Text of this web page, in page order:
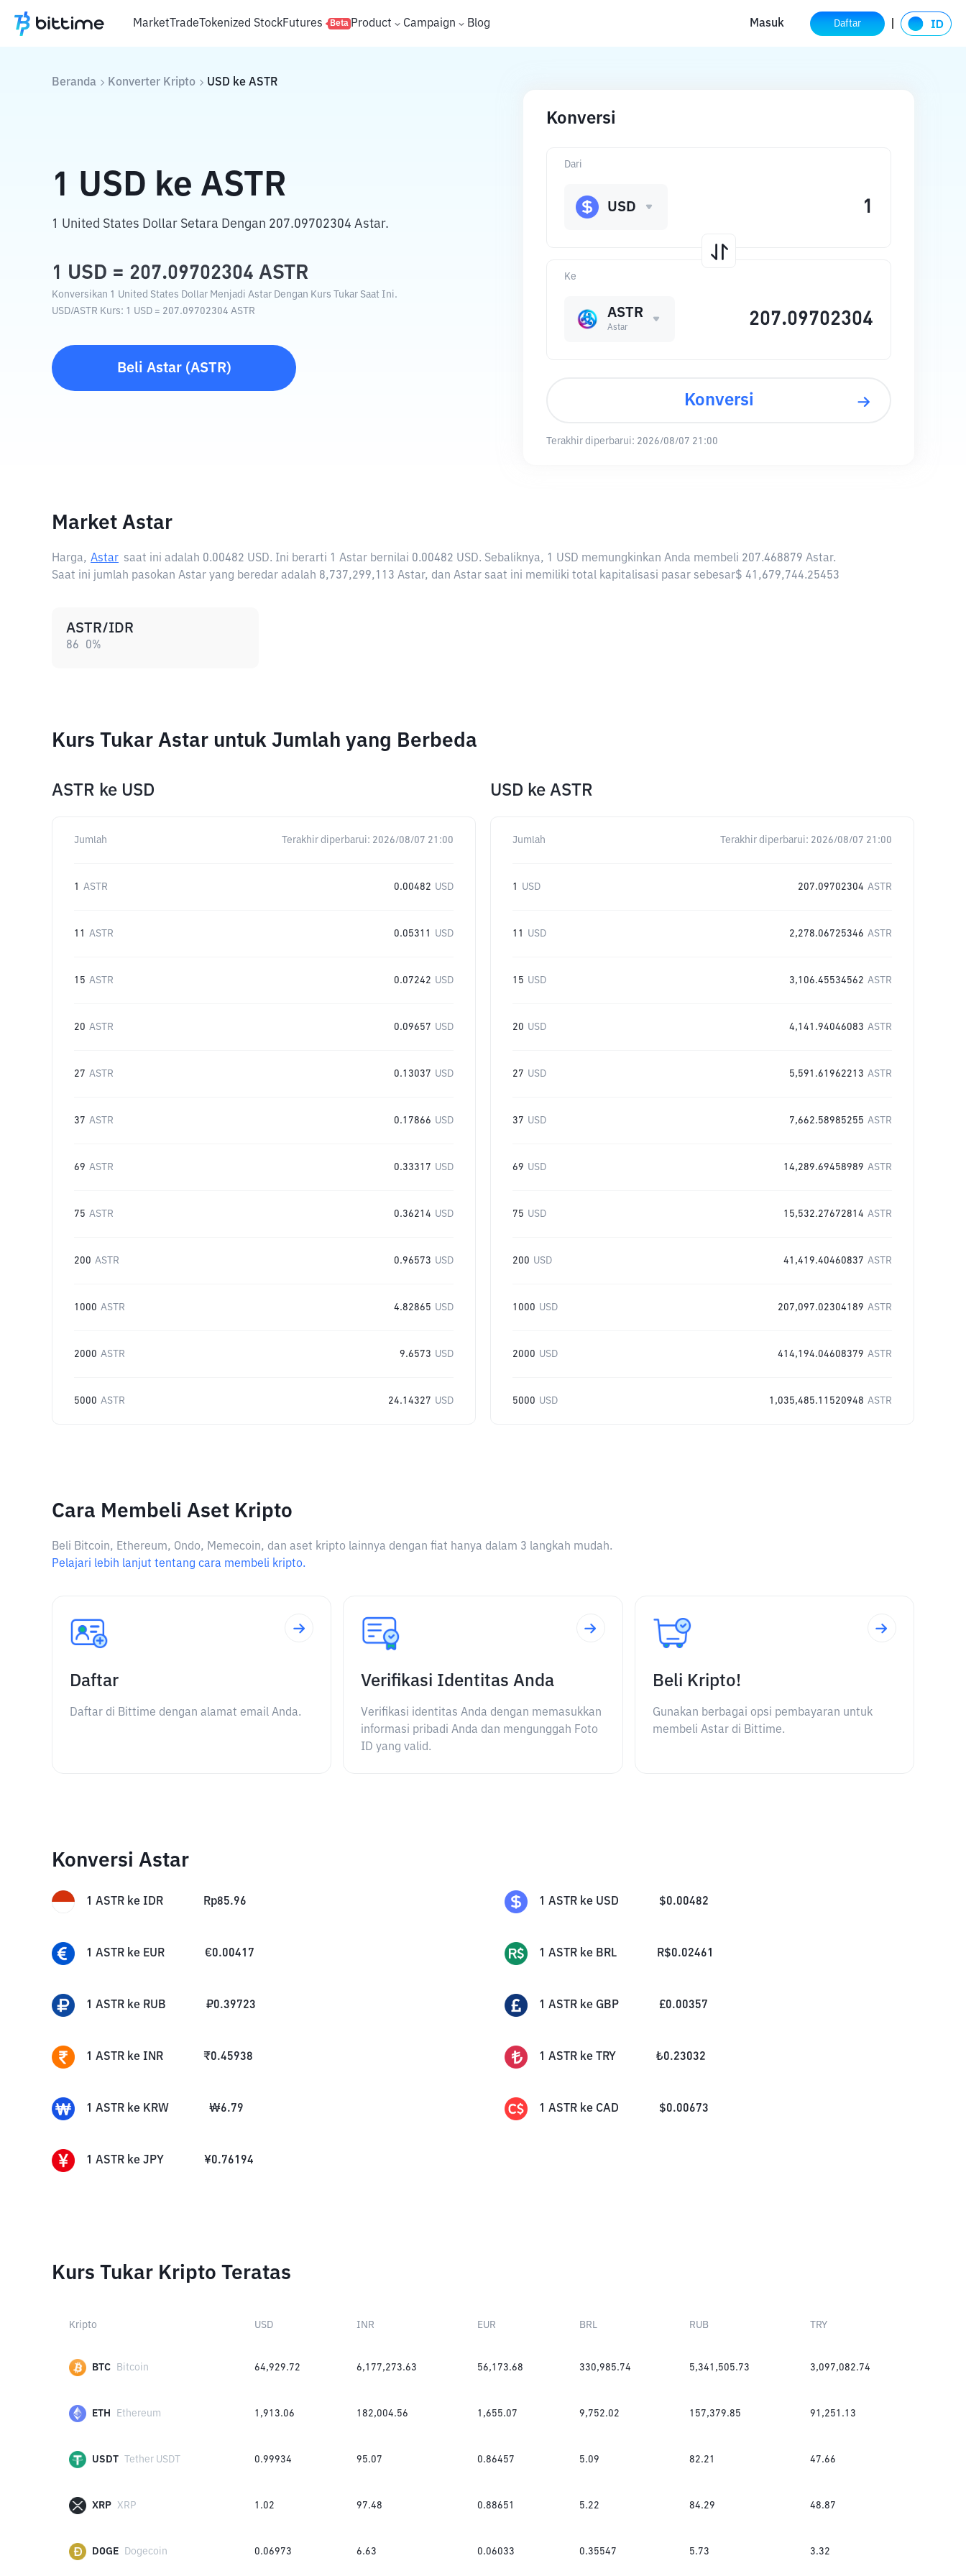
MarketTradeTokenized StockFutures Beta Product Campaign Blog Masuk Daftar
Beranda Konverter Kripto USD ke ASTR
1 USD ke ASTR
1 United States Dollar Setara Dengan 207.09702304 Astar.
1 USD = 207.09702304 ASTR
Konversikan 1 United States Dollar Menjadi Astar Dengan Kurs Tukar Saat Ini.
USD/ASTR Kurs: 1 USD = 207.09702304 ASTR
Beli Astar(ASTR)
Konversi
Ke
ASTR
Astar
Dari
USD
Konversi
Terakhir diperbarui: 2026/08/07 21:00
Market Astar
Harga, Astar saat ini adalah 0.00482 USD. Ini berarti 1 Astar bernilai 0.00482 USD. Sebaliknya, 1 USD memungkinkan Anda membeli 207.468879 Astar.
Saat ini jumlah pasokan Astar yang beredar adalah 8,737,299,113 Astar, dan Astar saat ini memiliki total kapitalisasi pasar sebesar$ 41,679,744.25453
ASTR/IDR
86 0%
Kurs Tukar Astar untuk Jumlah yang Berbeda
ASTR ke USD
Jumlah Terakhir diperbarui: 2026/08/07 21:00
1 ASTR 0.00482 USD
11 ASTR 0.05311 USD
15 ASTR 0.07242 USD
20 ASTR 0.09657 USD
27 ASTR 0.13037 USD
37 ASTR 0.17866 USD
69 ASTR 0.33317 USD
75 ASTR 0.36214 USD
200 ASTR 0.96573 USD
1000 ASTR 4.82865 USD
2000 ASTR 9.6573 USD
5000 ASTR 24.14327 USD
USD ke ASTR
Jumlah Terakhir diperbarui: 2026/08/07 21:00
1 USD 207.09702304 ASTR
11 USD 2,278.06725346 ASTR
15 USD 3,106.45534562 ASTR
20 USD 4,141.94046083 ASTR
27 USD 5,591.61962213 ASTR
37 USD 7,662.58985255 ASTR
69 USD 14,289.69458989 ASTR
75 USD 15,532.27672814 ASTR
200 USD 41,419.40460837 ASTR
1000 USD 207,097.02304189 ASTR
2000 USD 414,194.04608379 ASTR
5000 USD 1,035,485.11520948 ASTR
Cara Membeli Aset Kripto
Beli Bitcoin, Ethereum, Ondo, Memecoin, dan aset kripto lainnya dengan fiat hanya dalam 3 langkah mudah.
Pelajari lebih lanjut tentang cara membeli kripto.
Daftar
Daftar di Bittime dengan alamat email Anda.
Verifikasi Identitas Anda
Verifikasi identitas Anda dengan memasukkan
informasi pribadi Anda dan mengunggah Foto
ID yang valid.
Beli Kripto!
Gunakan berbagai opsi pembayaran untuk
membeli Astar di Bittime.
Konversi Astar
1 ASTR ke IDR Rp85.96 1 ASTR ke USD $0.00482
1 ASTR ke EUR €0.00417 1 ASTR ke BRL R$0.02461
1 ASTR ke RUB ₽0.39723 1 ASTR ke GBP £0.00357
1 ASTR ke INR ₹0.45938 1 ASTR ke TRY ₺0.23032
1 ASTR ke KRW ₩6.79 1 ASTR ke CAD $0.00673
1 ASTR ke JPY ¥0.76194
Kurs Tukar Kripto Teratas
Kripto USD INR EUR BRL RUB TRY
BTC Bitcoin 64,929.72 6,177,273.63 56,173.68 330,985.74 5,341,505.73 3,097,082.74
ETH Ethereum 1,913.06 182,004.56 1,655.07 9,752.02 157,379.85 91,251.13
USDT Tether USDT 0.99934 95.07 0.86457 5.09 82.21 47.66
XRP XRP 1.02 97.48 0.88651 5.22 84.29 48.87
DOGE Dogecoin 0.06973 6.63 0.06033 0.35547 5.73 3.32